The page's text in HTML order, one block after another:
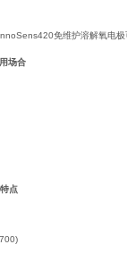
免维护溶解氧电
场合
点